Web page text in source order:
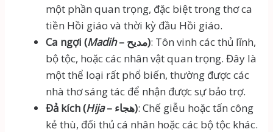
một phần quan trọng, đặc biệt trong thơ ca
tiền Hồi giáo và thời kỳ đầu Hồi giáo.
Ca ngợi (Madih – مديح): Tôn vinh các thủ lĩnh,
bộ tộc, hoặc các nhân vật quan trọng. Đây là
một thể loại rất phổ biến, thường được các
nhà thơ sáng tác để nhận được sự bảo trợ.
Đả kích (Hija – هجاء): Chế giễu hoặc tấn công
kẻ thù, đối thủ cá nhân hoặc các bộ tộc khác.